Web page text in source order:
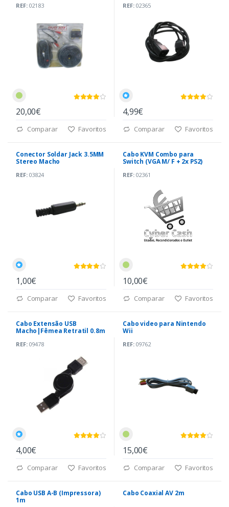
REF:02183
20,00€
Comparar Favoritos
REF:02365
4,99€
Comparar Favoritos
Conector Soldar Jack 3.5MM
Stereo Macho
REF:03824
1,00€
Comparar Favoritos
Cabo KVM Combo para
Switch (VGA M/ F + 2x PS2)
REF:02361
10,00€
Comparar Favoritos
Cabo Extensão USB
Macho|Fêmea Retratil 0.8m
REF:09478
4,00€
Comparar Favoritos
Cabo video para Nintendo
Wii
REF:09762
15,00€
Comparar Favoritos
Cabo USB A-B (Impressora)
1m
Cabo Coaxial AV 2m